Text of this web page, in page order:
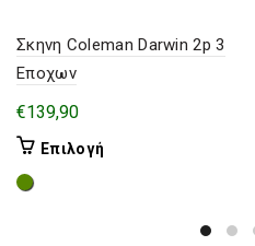
Σκηνη Coleman Darwin 2p 3
Εποχων
€139,90
Επιλογή